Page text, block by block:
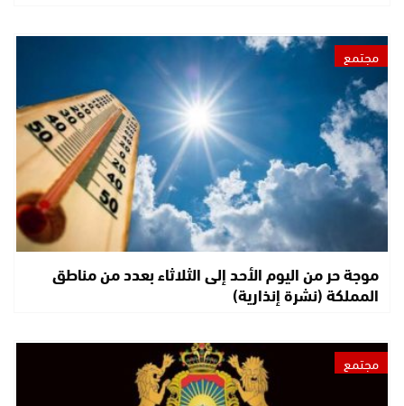
مجتمع
موجة حر من اليوم الأحد إلى الثلاثاء بعدد من مناطق
المملكة (نشرة إنذارية)
مجتمع